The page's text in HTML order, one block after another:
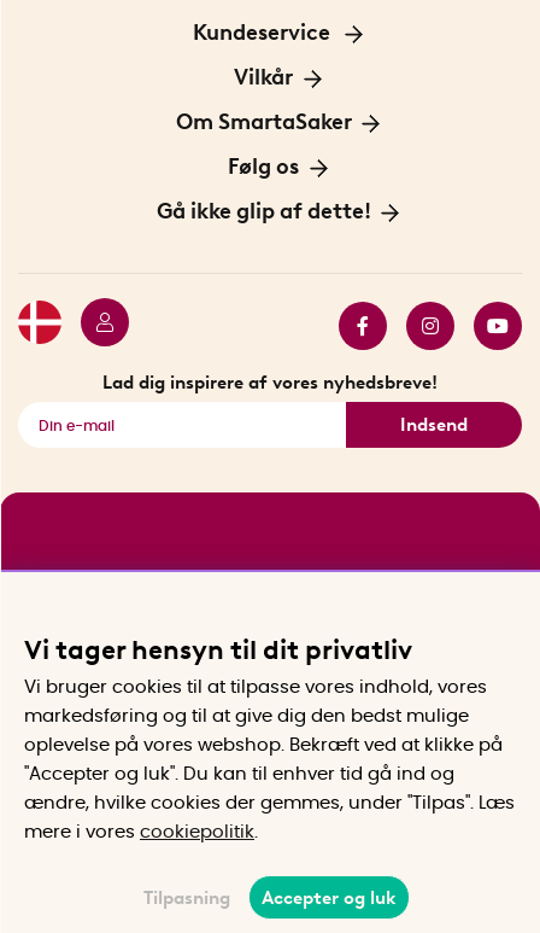
Kundeservice
Kontakt os
Vilkår
Information om cookies
Privatlivspolitik
Om SmartaSaker
Om os
Vores historie
Følg os
Opfindere
Gå ikke glip af dette!
Lad dig inspirere af vores nyhedsbreve!
Indsend
Vi tager hensyn til dit privatliv
Vi bruger cookies til at tilpasse vores indhold, vores
markedsføring og til at give dig den bedst mulige
oplevelse på vores webshop. Bekræft ved at klikke på
"Accepter og luk". Du kan til enhver tid gå ind og
ændre, hvilke cookies der gemmes, under "Tilpas". Læs
mere i vores cookiepolitik
Tilpasning Accepter og luk